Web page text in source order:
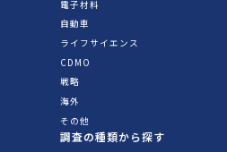
電子材料
自動車
ライフサイエンス
CDMO
戦略
海外
その他
調査の種類から探す